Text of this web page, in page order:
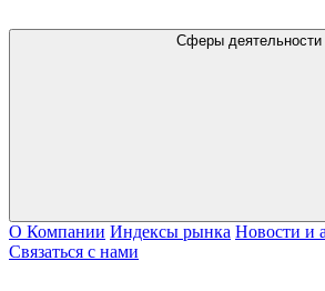
Сферы деятельности
О Компании Индексы рынка Новости и
Связаться с нами